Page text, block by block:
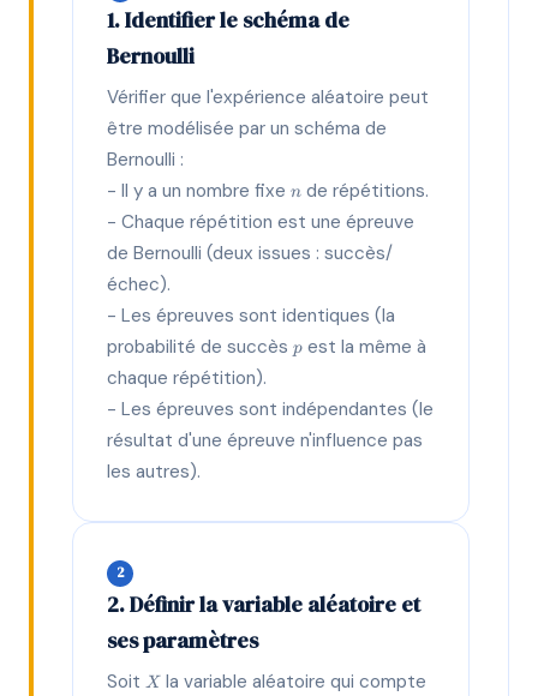
1. Identifier le schéma de
Bernoulli
Vérifier que l'expérience aléatoire peut
être modélisée par un schéma de
Bernoulli :
- Il y a un nombre fixe n
n de répétitions.
- Chaque répétition est une épreuve
de Bernoulli (deux issues : succès/
échec).
- Les épreuves sont identiques (la
probabilité de succès p
p est la même à
chaque répétition).
- Les épreuves sont indépendantes (le
résultat d'une épreuve n'influence pas
les autres).
2
2. Définir la variable aléatoire et
ses paramètres
Soit X
X la variable aléatoire qui compte